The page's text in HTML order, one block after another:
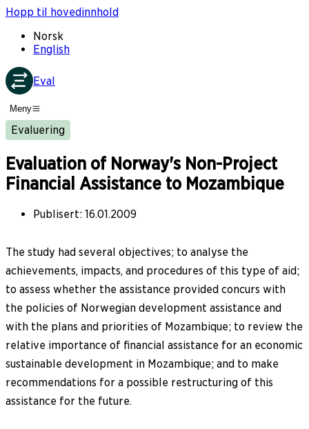
Hopp til hovedinnhold
Norsk
English
Eval
Meny
Evaluering
Evaluation of Norway's Non-Project
Financial Assistance to Mozambique
Publisert: 16.01.2009
The study had several objectives; to analyse the
achievements, impacts, and procedures of this type of aid;
to assess whether the assistance provided concurs with
the policies of Norwegian development assistance and
with the plans and priorities of Mozambique; to review the
relative importance of financial assistance for an economic
sustainable development in Mozambique; and to make
recommendations for a possible restructuring of this
assistance for the future.